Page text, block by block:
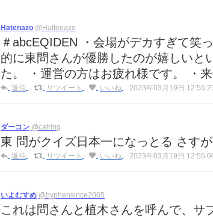
Hatenazo @Hattenazo
＃abcEQIDEN ・会場がデカすぎて笑
的に東問さんが優勝したのが嬉しいと
た。 ・運営の方はお疲れ様です。 ・
返信 リツイート いいね 2023年03月19日
ダーコン @catring
東 問がクイズ日本一になっとる さすが
返信 リツイート いいね 2023年03月19日
いよむすめ @hyphensince2005
これは問さんと植木さんを呼んで、サ